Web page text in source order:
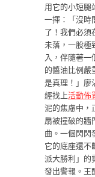
用它的小短腿
一揮：「沒時
了！我們必須
未落，一股極
入，伴隨著一
的醬油比例嚴
是真理！」廖
經找上活動佈
泥的焦慮中，
扇被撞破的牆
曲。一個閃閃
它的底座還不
派大勝利」的
發出警報。王